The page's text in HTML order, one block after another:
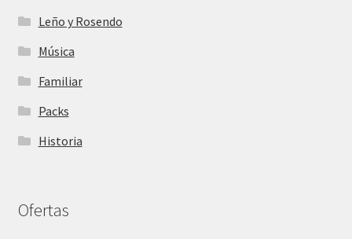
Leño y Rosendo
Música
Familiar
Packs
Historia
Ofertas